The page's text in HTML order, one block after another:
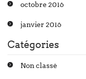
octobre 2016
janvier 2016
Catégories
Non classé